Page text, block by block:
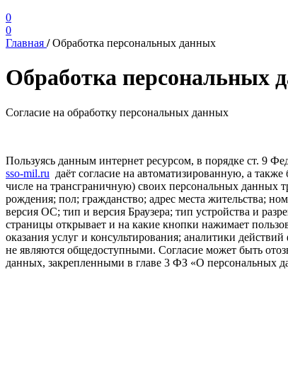
0
0
Главная / Обработка персональных данных
Обработка персональных
Согласие на обработку персональных данных
Пользуясь данным интернет ресурсом, в порядке ст. 9
sso-mil.ru даёт согласие на автоматизированную, а
числе на трансграничную) своих персональных данных
рождения; пол; гражданство; адрес места жительства;
версия ОС; тип и версия Браузера; тип устройства и
страницы открывает и на какие кнопки нажимает
оказания услуг и консультирования; аналитики
не являются общедоступными. Согласие может быть
данных, закрепленными в главе 3 ФЗ «О персональных